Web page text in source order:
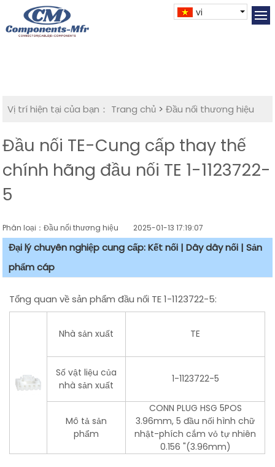
vi
Vị trí hiện tại của bạn： Trang chủ >Đầu nối thương hiệu
Đầu nối TE-Cung cấp thay thế
chính hãng đầu nối TE 1-1123722-
5
Phân loại：Đầu nối thương hiệu 2025-01-13 17:19:07
Đại lý chuyên nghiệp cung cấp: Kết nối | Dây dây nối | Sản
phẩm cáp
Tổng quan về sản phẩm đầu nối TE 1-1123722-5:
Nhà sản xuất TE
Số vật liệu của
nhà sản xuất
1-1123722-5
Mô tả sản
phẩm
CONN PLUG HSG 5POS
3.96mm, 5 đầu nối hình chữ
nhật-phích cắm vỏ tự nhiên
0.156 "(3.96mm)